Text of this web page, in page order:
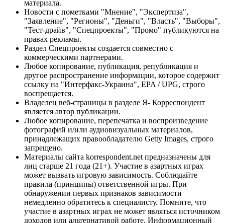
материала.
Новости с пометками "Мнение", "Экспертиза",
"Заявление", "Регионы", "Деньги", "Власть", "Выборы",
"Тест-драйв", "Спецпроекты", "Промо" публикуются на
правах рекламы.
Раздел Спецпроекты создается совместно с
коммерческими партнерами.
Любое копирование, публикация, републикация и
другое распространение информации, которое содержит
ссылку на "Интерфакс-Украина", EPA / UPG, строго
воспрещается.
Владелец веб-страницы в разделе Я- Корреспондент
является автор публикации.
Любое копирование, перепечатка и воспроизведение
фотографий и/или аудиовизуальных материалов,
принадлежащих правообладателю Getty Images, строго
запрещено.
Материалы сайта korrespondent.net предназначены для
лиц старше 21 года (21+). Участие в азартных играх
может вызвать игровую зависимость. Соблюдайте
правила (принципы) ответственной игры. При
обнаружении первых признаков зависимости
немедленно обратитесь к специалисту. Помните, что
участие в азартных играх не может являться источником
доходов или альтернативой работе. Информационный